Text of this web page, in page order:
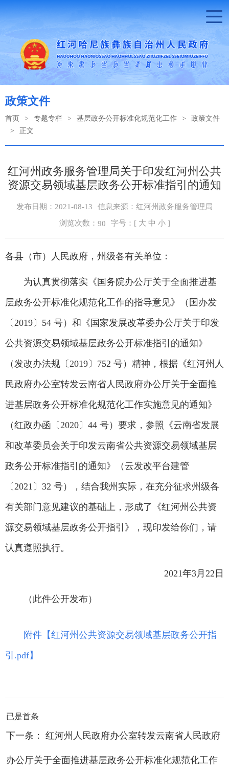
政策文件
首页 > 专题专栏 > 基层政务公开标准化规范化工作 >
政策文件
>
正文
红河州政务服务管理局关于印发红河州公共
资源交易领域基层政务公开标准指引的通知
发布日期：2021-08-13
信息来源：红河州政务服务管理局
浏览次数： 90 字号：[ 大 中 小]
各县（市）人民政府，州级各有关单位：
为认真贯彻落实《国务院办公厅关于全面推进基
层政务公开标准化规范化工作的指导意见》（国办发
〔2019〕54 号）和《国家发展改革委办公厅关于印发
公共资源交易领域基层政务公开标准指引的通知》
（发改办法规〔2019〕752 号）精神，根据《红河州人
民政府办公室转发云南省人民政府办公厅关于全面推
进基层政务公开标准化规范化工作实施意见的通知》
（红政办函〔2020〕44 号）要求，参照《云南省发展
和改革委员会关于印发云南省公共资源交易领域基层
政务公开标准指引的通知》（云发改平台建管
〔2021〕32 号），结合我州实际，在充分征求州级各
有关部门意见建议的基础上，形成了《红河州公共资
源交易领域基层政务公开指引》，现印发给你们，请
认真遵照执行。
2021年3月22日
（此件公开发布）
附件【红河州公共资源交易领域基层政务公开指
引.pdf】
已是首条
下一条： 红河州人民政府办公室转发云南省人民政府
办公厅关于全面推进基层政务公开标准化规范化工作